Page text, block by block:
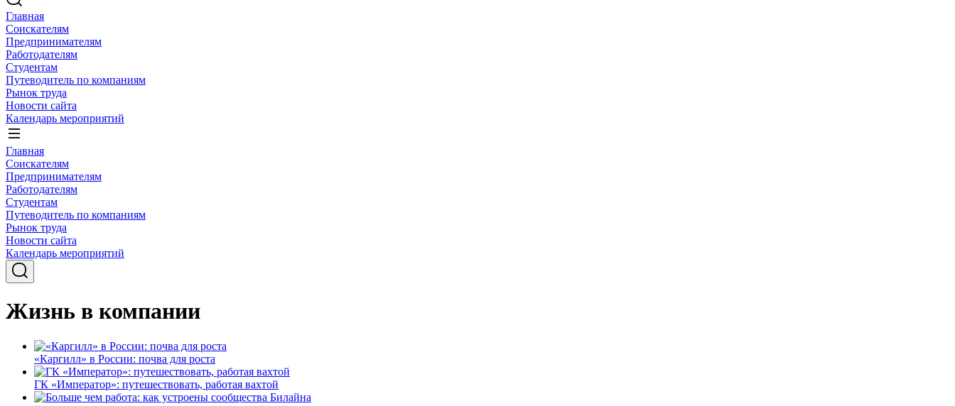
Главная
Соискателям
Предпринимателям
Работодателям
Студентам
Путеводитель по компаниям
Рынок труда
Новости сайта
Календарь мероприятий
Главная
Соискателям
Предпринимателям
Работодателям
Студентам
Путеводитель по компаниям
Рынок труда
Новости сайта
Календарь мероприятий
Жизнь в компании
«Каргилл» в России: почва для роста
ГК «Император»: путешествовать, работая вахтой